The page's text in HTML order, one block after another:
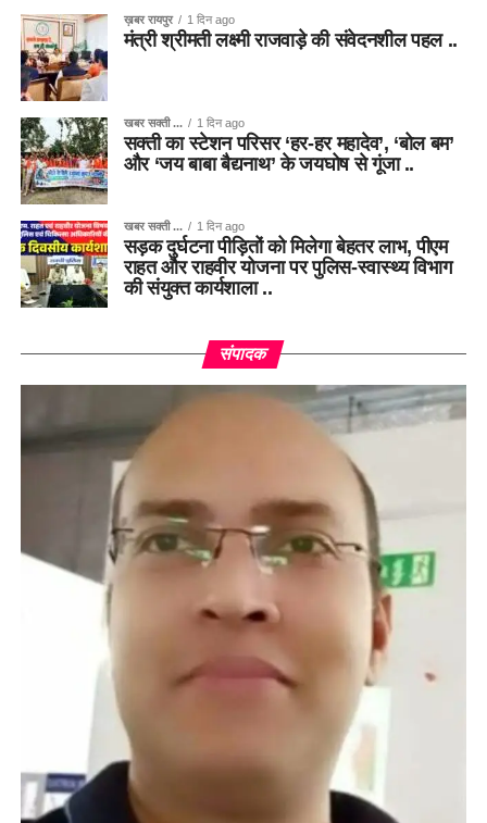
ख़बर रायपुर 1 दिन ago
मंत्री श्रीमती लक्ष्मी राजवाड़े की संवेदनशील पहल ..
खबर सक्ती ... 1 दिन ago
सक्ती का स्टेशन परिसर ‘हर-हर महादेव’, ‘बोल बम’
और ‘जय बाबा बैद्यनाथ’ के जयघोष से गूंजा ..
खबर सक्ती ... 1 दिन ago
सड़क दुर्घटना पीड़ितों को मिलेगा बेहतर लाभ, पीएम
राहत और राहवीर योजना पर पुलिस-स्वास्थ्य विभाग
की संयुक्त कार्यशाला ..
संपादक